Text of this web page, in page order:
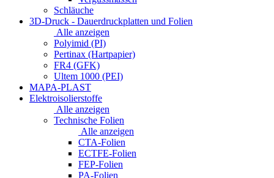
Schläuche
3D-Druck - Dauerdruckplatten und Folien
Alle anzeigen
Polyimid (PI)
Pertinax (Hartpapier)
FR4 (GFK)
Ultem 1000 (PEI)
MAPA-PLAST
Elektroisolierstoffe
Alle anzeigen
Technische Folien
Alle anzeigen
CTA-Folien
ECTFE-Folien
FEP-Folien
PA-Folien